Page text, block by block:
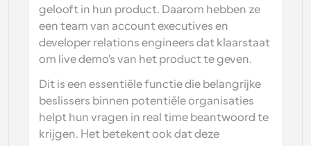
gelooft in hun product. Daarom hebben ze
een team van account executives en
developer relations engineers dat klaarstaat
om live demo's van het product te geven.
Dit is een essentiële functie die belangrijke
beslissers binnen potentiële organisaties
helpt hun vragen in real time beantwoord te
krijgen. Het betekent ook dat deze